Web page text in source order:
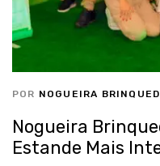
POR NOGUEIRA
Nogueira
Estande Mais